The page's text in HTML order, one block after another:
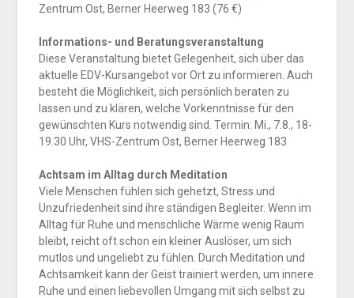
Zentrum Ost, Berner Heerweg 183 (76 €)
Informations- und Beratungsveranstaltung
Diese Veranstaltung bietet Gelegenheit, sich über das
aktuelle EDV-Kursangebot vor Ort zu informieren. Auch
besteht die Möglichkeit, sich persönlich beraten zu
lassen und zu klären, welche Vorkenntnisse für den
gewünschten Kurs notwendig sind. Termin: Mi., 7.8., 18-
19.30 Uhr, VHS-Zentrum Ost, Berner Heerweg 183
Achtsam im Alltag durch Meditation
Viele Menschen fühlen sich gehetzt, Stress und
Unzufriedenheit sind ihre ständigen Begleiter. Wenn im
Alltag für Ruhe und menschliche Wärme wenig Raum
bleibt, reicht oft schon ein kleiner Auslöser, um sich
mutlos und ungeliebt zu fühlen. Durch Meditation und
Achtsamkeit kann der Geist trainiert werden, um innere
Ruhe und einen liebevollen Umgang mit sich selbst zu